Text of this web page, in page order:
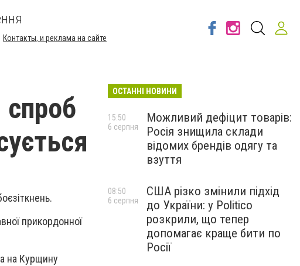
Контакты, и реклама на сайте
спроб
прикордонної
на Курщину
ОСТАННІ НОВИНИ
Можливий дефіцит товарів:
Росія знищила склади
відомих брендів одягу та
взуття
15:50
6 серпня
США різко змінили підхід
до України: у Politico
розкрили, що тепер
допомагає краще бити по
Росії
08:50
6 серпня